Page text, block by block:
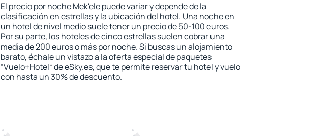
El precio por noche Mek'ele puede variar y depende de la
clasificación en estrellas y la ubicación del hotel. Una noche en
un hotel de nivel medio suele tener un precio de 50-100 euros.
Por su parte, los hoteles de cinco estrellas suelen cobrar una
media de 200 euros o más por noche. Si buscas un alojamiento
barato, échale un vistazo a la oferta especial de paquetes
“Vuelo+Hotel“ de eSky.es, que te permite reservar tu hotel y vuelo
con hasta un 30% de descuento.